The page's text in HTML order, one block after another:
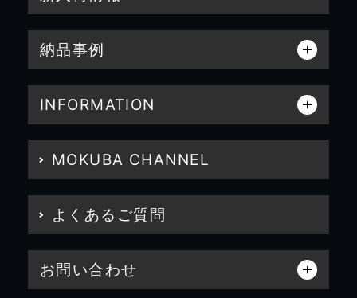
納品事例
INFORMATION
MOKUBA CHANNEL
よくあるご質問
お問い合わせ